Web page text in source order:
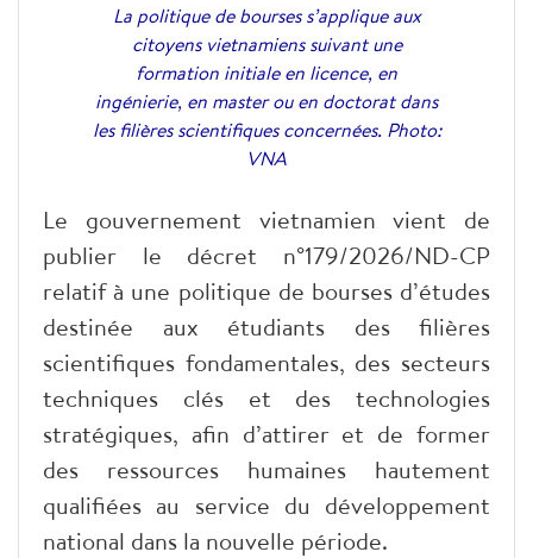
La politique de bourses s’applique aux
citoyens vietnamiens suivant une
formation initiale en licence, en
ingénierie, en master ou en doctorat dans
les filières scientifiques concernées. Photo:
VNA
Le gouvernement vietnamien vient de
publier le décret n°179/2026/ND-CP
relatif à une politique de bourses d’études
destinée aux étudiants des filières
scientifiques fondamentales, des secteurs
techniques clés et des technologies
stratégiques, afin d’attirer et de former
des ressources humaines hautement
qualifiées au service du développement
national dans la nouvelle période.